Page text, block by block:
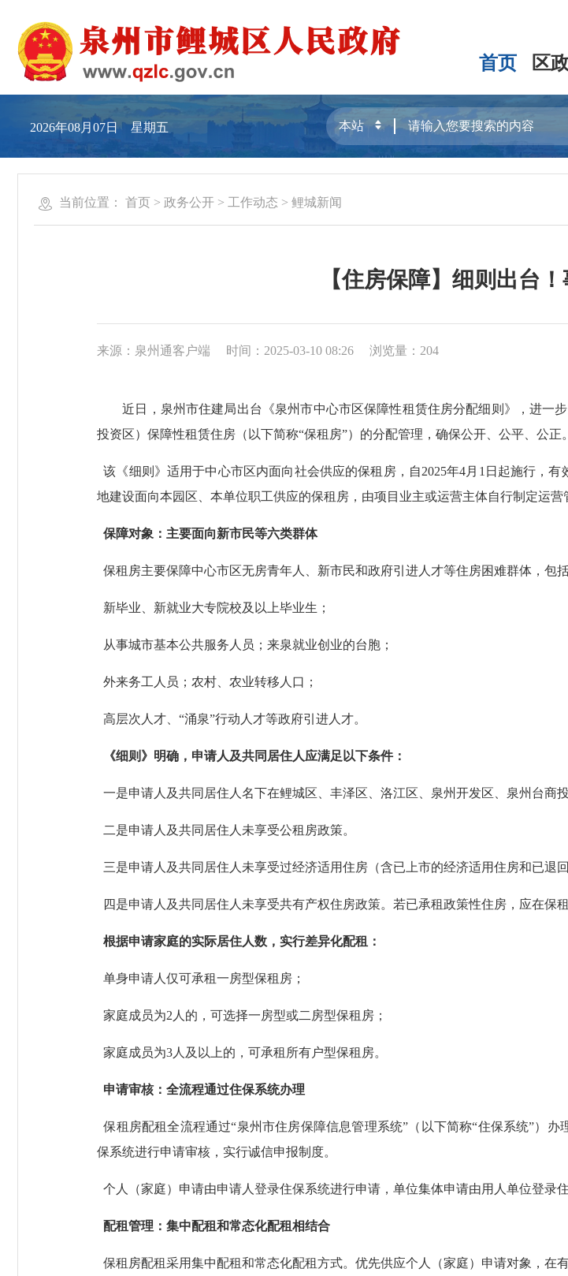
首页 区
2026年08月07日 星期五
当前位置： 首页 > 政务公开 > 工作动态 > 鲤城新闻
【住房保障】细则出台
来源：泉州通客户端 时间：2025-03-10 08:26 浏览量： 204
近日，泉州市住建局出台《泉州市中心市区保障性租赁住房分配细则》，进一
投资区）保障性租赁住房（以下简称“保租房”）的分配管理，确保公开、公平、公正。
该《细则》适用于中心市区内面向社会供应的保租房，自2025年4月1日起施行，
地建设面向本园区、本单位职工供应的保租房，由项目业主或运营主体自行制定运营
保障对象：主要面向新市民等六类群体
保租房主要保障中心市区无房青年人、新市民和政府引进人才等住房困难群体，包
新毕业、新就业大专院校及以上毕业生；
从事城市基本公共服务人员；来泉就业创业的台胞；
外来务工人员；农村、农业转移人口；
高层次人才、“涌泉”行动人才等政府引进人才。
《细则》明确，申请人及共同居住人应满足以下条件：
一是申请人及共同居住人名下在鲤城区、丰泽区、洛江区、泉州开发区、泉州台商
二是申请人及共同居住人未享受公租房政策。
三是申请人及共同居住人未享受过经济适用住房（含已上市的经济适用住房和已退
四是申请人及共同居住人未享受共有产权住房政策。若已承租政策性住房，应在保
根据申请家庭的实际居住人数，实行差异化配租：
单身申请人仅可承租一房型保租房；
家庭成员为2人的，可选择一房型或二房型保租房；
家庭成员为3人及以上的，可承租所有户型保租房。
申请审核：全流程通过住保系统办理
保租房配租全流程通过“泉州市住房保障信息管理系统”（以下简称“住保系统”）
保系统进行申请审核，实行诚信申报制度。
个人（家庭）申请由申请人登录住保系统进行申请，单位集体申请由用人单位登录
配租管理：集中配租和常态化配租相结合
保租房配租采用集中配租和常态化配租方式。优先供应个人（家庭）申请对象，在